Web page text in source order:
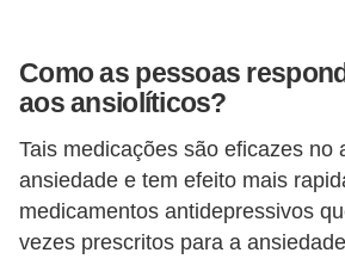
Como as pessoas
aos ansiolíticos?
Tais medicações são eficazes no
ansiedade e tem efeito mais
medicamentos antidepressivos
vezes prescritos para a